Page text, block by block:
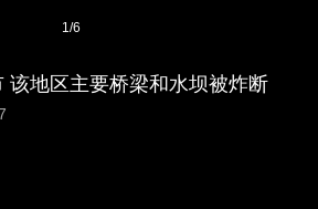
1/6
该地区主要桥梁和水坝被炸断